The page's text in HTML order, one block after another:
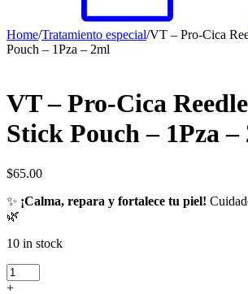
Home/Tratamiento especial/VT – Pro-Cica
Pouch – 1Pza – 2ml
VT – Pro-Cica
Stick Pouch – 1Pza –
$65.00
✨ ¡Calma, repara y fortalece tu piel!
🌿
10 in stock
VT
-+